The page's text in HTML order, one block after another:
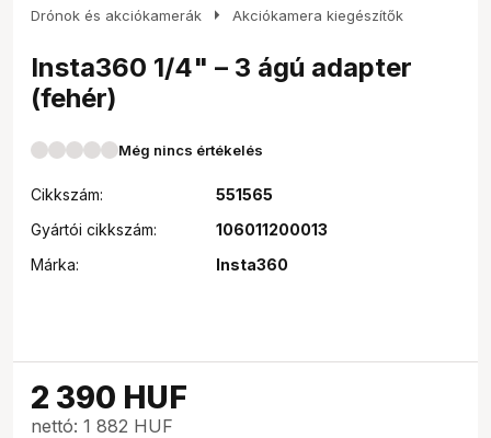
Drónok és akciókamerák arrow_right Akciókamera kiegészítők
Insta360 1/4" – 3 ágú adapter
(fehér)
Még nincs értékelés
Cikkszám:
551565
Gyártói cikkszám:
106011200013
Márka:
Insta360
2 390 HUF
nettó: 1 882 HUF